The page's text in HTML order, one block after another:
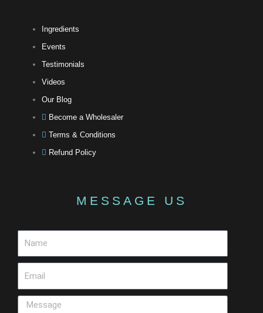
Ingredients
Events
Testimonials
Videos
Our Blog
Become a Wholesaler
Terms & Conditions
Refund Policy
MESSAGE US